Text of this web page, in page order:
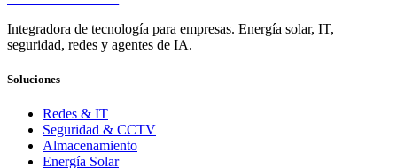
Integradora de tecnología para empresas. Energía solar, IT,
seguridad, redes y agentes de IA.
Soluciones
Redes & IT
Seguridad & CCTV
Almacenamiento
Energía Solar